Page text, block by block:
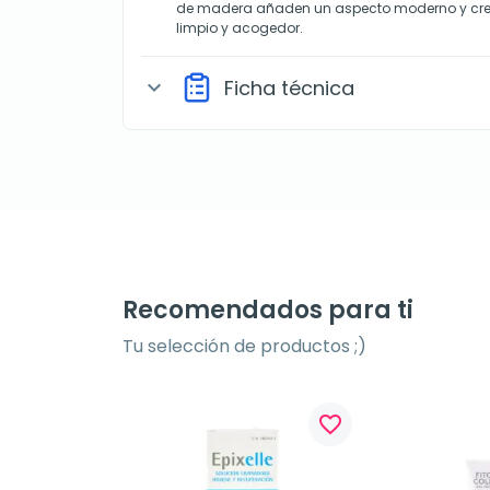
de madera añaden un aspecto moderno y
limpio y acogedor.
expand_more Ficha técnica
Recomendados para ti
Tu selección de productos ;)
favorite_border